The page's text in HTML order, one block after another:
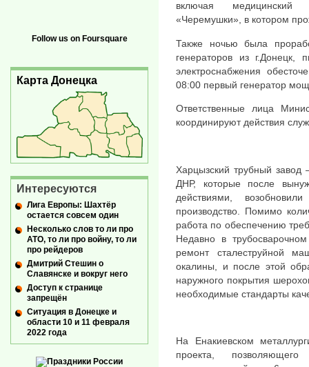
включая медицинский
«Черемушки», в котором
Также ночью была
генераторов из г.Донецк,
электроснабжения
08:00 первый генератор
Ответственные лица
координируют действия
Харцызский трубный
ДНР, которые после
действиями,
производство. Помимо
работа по обеспечению
Недавно в
ремонт сталеструйной
окалины, и после этой
наружного покрытия
необходимые стандарты
На Енакиевском
проекта,
Follow us on Foursquare
Карта Донецка
Интересуются
Лига Европы: Шахтёр
остается совсем один
Несколько слов то ли про
АТО, то ли про войну, то ли
про рейдеров
Дмитрий Стешин о
Славянске и вокруг него
Доступ к странице
запрещён
Ситуация в Донецке и
области 10 и 11 февраля
2022 года